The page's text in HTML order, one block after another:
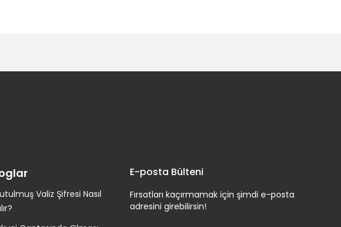
Valiz Şifresi Nasıl
E-posta Bülteni
Fırsatları kaçırmamak için şimdi e-posta
adresini girebilirsin!